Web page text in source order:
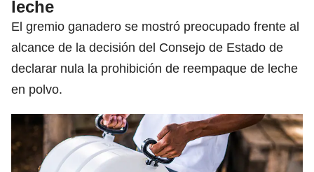
leche
El gremio ganadero se mostró preocupado frente al
alcance de la decisión del Consejo de Estado de
declarar nula la prohibición de reempaque de leche
en polvo.